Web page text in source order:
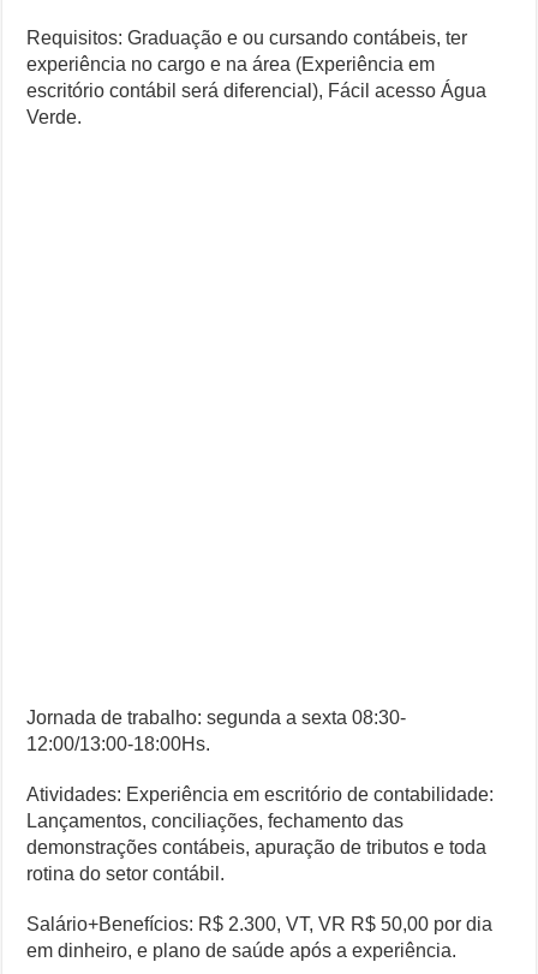
Requisitos: Graduação e ou cursando contábeis, ter
experiência no cargo e na área (Experiência em
escritório contábil será diferencial), Fácil acesso Água
Verde.
Jornada de trabalho: segunda a sexta 08:30-
12:00/13:00-18:00Hs.
Atividades: Experiência em escritório de contabilidade:
Lançamentos, conciliações, fechamento das
demonstrações contábeis, apuração de tributos e toda
rotina do setor contábil.
Salário+Benefícios: R$ 2.300, VT, VR R$ 50,00 por dia
em dinheiro, e plano de saúde após a experiência.